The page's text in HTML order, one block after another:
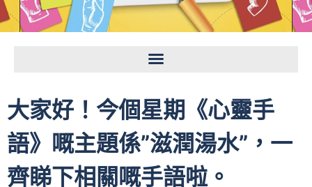
大家好！今個星期《心靈手
語》嘅主題係”滋潤湯水”，一
齊睇下相關嘅手語啦。